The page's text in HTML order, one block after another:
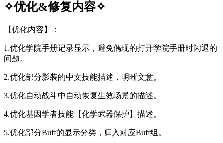
✧优化&修复内容✧
【优化内容】：
1.优化学院手册记录显示，避免偶现的打开学院手册时闪退的
问题。
2.优化部分影装的中文技能描述，明晰文意。
3.优化自动战斗中自动恢复生效场景的描述。
4.优化基因学者技能【化学武器保护】描述。
5.优化部分Buff的显示分类，归入对应Buff组。